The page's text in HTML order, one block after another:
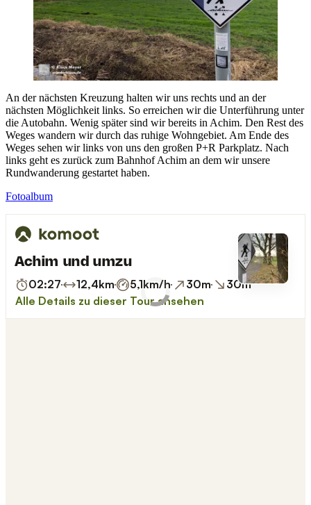
An der nächsten Kreuzung halten wir uns rechts und an der
nächsten Möglichkeit links. So erreichen wir die Unterführung unter
die Autobahn. Wenig später sind wir bereits in Achim. Den Rest des
Weges wandern wir durch das ruhige Wohngebiet. Am Ende des
Weges sehen wir links von uns den großen P+R Parkplatz. Nach
links geht es zurück zum Bahnhof Achim an dem wir unsere
Rundwanderung gestartet haben.
Fotoalbum